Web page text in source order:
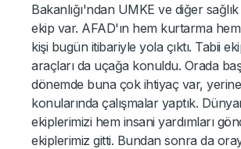
Bakanlığı'ndan UMKE ve diğer
ekip var. AFAD'ın hem kurtarma
kişi bugün itibariyle yola çıktı. Tabii
araçları da uçağa konuldu. Orada
dönemde buna çok ihtiyaç var,
konularında çalışmalar yaptık.
ekiplerimizi hem insani yardımları
ekiplerimiz gitti. Bundan sonra da